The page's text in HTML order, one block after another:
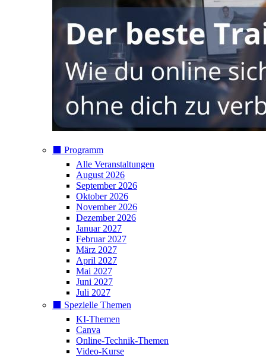
⬛️ Programm
Alle Veranstaltungen
August 2026
September 2026
Oktober 2026
November 2026
Dezember 2026
Januar 2027
Februar 2027
März 2027
April 2027
Mai 2027
Juni 2027
Juli 2027
⬛️ Spezielle Themen
KI-Themen
Canva
Online-Technik-Themen
Video-Kurse